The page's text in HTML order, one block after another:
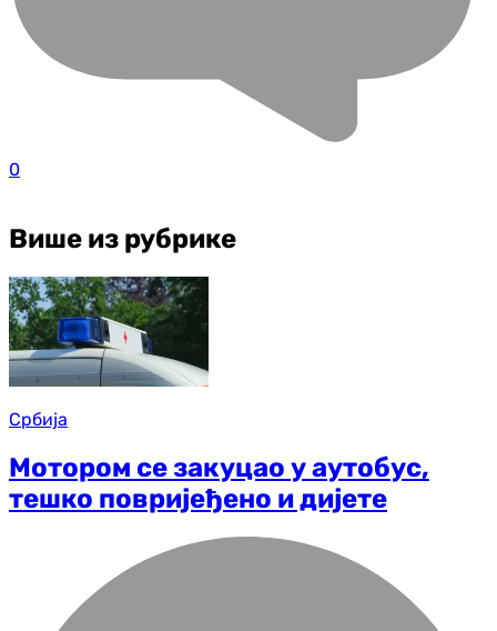
0
Више из рубрике
Србија
Мотором се закуцао у аутобус,
тешко повријеђено и дијете